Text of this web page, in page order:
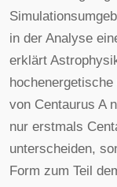
in der Analyse
erklärt
von Centaurus A
nur erstmals
unterscheiden,
Form zum Teil